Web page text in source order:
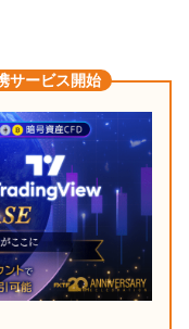
サービス開始